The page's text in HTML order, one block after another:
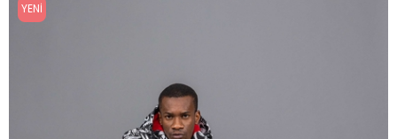
YENI